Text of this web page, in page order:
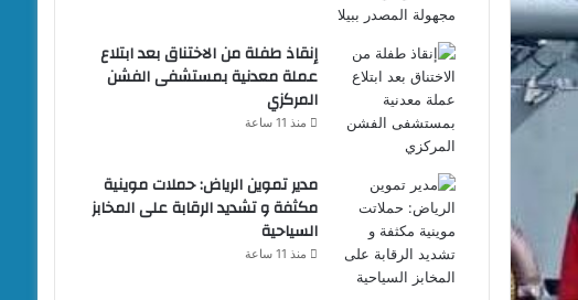
إنقاذ طفلة من الاختناق بعد ابتلاع
عملة معدنية بمستشفى الفشن
المركزي
منذ 11 ساعة
مدير تموين الرياض: حملات موينية
مكثفة و تشديد الرقابة على المخابز
السياحية
منذ 11 ساعة